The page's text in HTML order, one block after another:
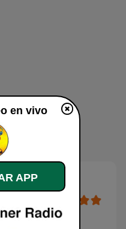
vivo
en vivo
APP